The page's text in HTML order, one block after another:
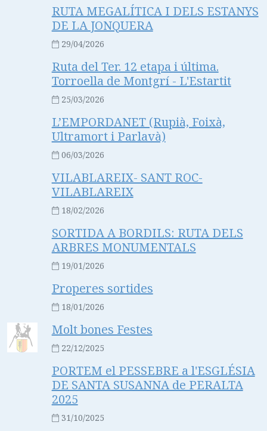
RUTA MEGALÍTICA I DELS ESTANYS
DE LA JONQUERA
29/04/2026
Ruta del Ter. 12 etapa i última.
Torroella de Montgrí - L'Estartit
25/03/2026
L’EMPORDANET (Rupià, Foixà,
Ultramort i Parlavà)
06/03/2026
VILABLAREIX- SANT ROC-
VILABLAREIX
18/02/2026
SORTIDA A BORDILS: RUTA DELS
ARBRES MONUMENTALS
19/01/2026
Properes sortides
18/01/2026
Molt bones Festes
22/12/2025
PORTEM el PESSEBRE a l'ESGLÉSIA
DE SANTA SUSANNA de PERALTA
2025
31/10/2025